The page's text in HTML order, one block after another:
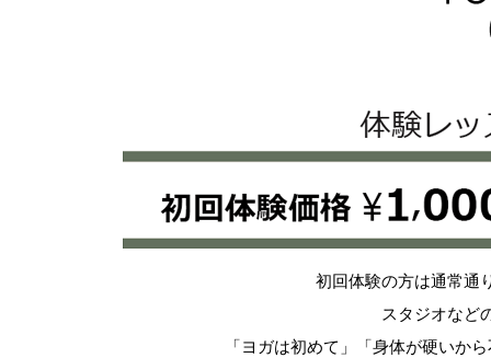
初回体験の方は通常通
スタジオなど
「ヨガは初めて」「身体が硬いか